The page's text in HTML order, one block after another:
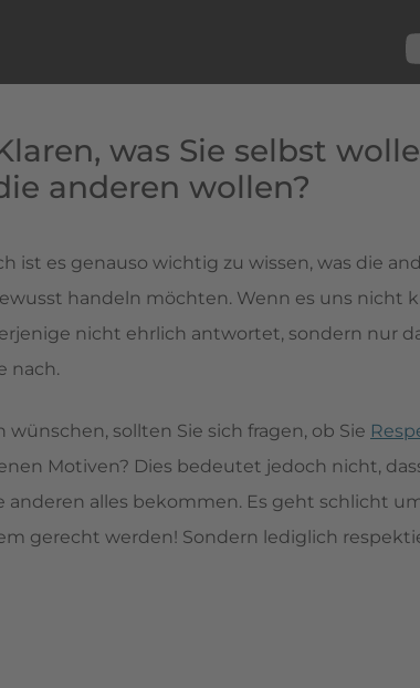
was Sie selbst
anderen wollen?
ist es genauso wichtig zu wissen, was die
handeln möchten. Wenn es uns nicht
nicht ehrlich antwortet, sondern nur
nach.
wünschen, sollten Sie sich fragen, ob Sie
Motiven? Dies bedeutet jedoch nicht,
anderen alles bekommen. Es geht schlicht
gerecht werden! Sondern lediglich